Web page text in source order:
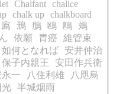
Chalfant chalice
chalk up chalkboard
鳸 鳽 鴅 鴎 鴄 鳼
依願 胃癌
維管束
如何となれば 安井仲治
保子内親王
安田作兵衛
一 八住利雄
八咫烏
半城烟雨